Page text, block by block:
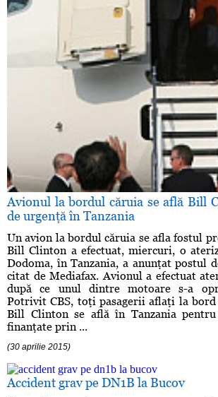
Avionul la bordul căruia se află Bill
de urgenţă în Tanzania
Un avion la bordul căruia se afla fostul
Bill Clinton a efectuat, miercuri, o
Dodoma, în Tanzania, a anunţat postul
citat de Mediafax. Avionul a efectuat
după ce unul dintre motoare s-a
Potrivit CBS, toţi pasagerii aflaţi la
Bill Clinton se află în Tanzania
finanţate prin ...
(30 aprilie 2015)
Accident grav pe DN1B la Bucov